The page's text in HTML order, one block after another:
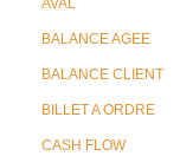
AVAL
BALANCE AGEE
BALANCE CLIENT
BILLET A ORDRE
CASH FLOW